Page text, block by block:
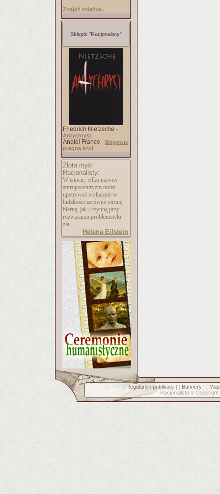
Znajdź książkę..
Sklepik "Racjonalisty"
Friedrich Nietzsche -
Antychryst
Anatol France - Bogowie
pragną krwi
Złota myśl
Racjonalisty:
W istocie, tylko naiwny
antropocentryzm może
upatrywać wyłącznie w
ludzkości zarówno stronę
bierną, jak i czynną przy
rozważaniu problematyki
zła.
Helena Eilstein
[ Regulamin publikacji] [ Bannery] [
Racjonalista © Copyright